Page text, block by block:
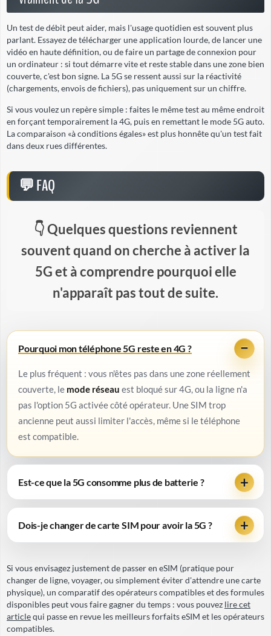
Un test de débit peut aider, mais l'usage quotidien est souvent plus
parlant. Essayez de télécharger une application lourde, de lancer une
vidéo en haute définition, ou de faire un partage de connexion pour
un ordinateur : si tout démarre vite et reste stable dans une zone bien
couverte, c'est bon signe. La 5G se ressent aussi sur la réactivité
(chargements, envois de fichiers), pas uniquement sur un chiffre.
Si vous voulez un repère simple : faites le même test au même endroit
en forçant temporairement la 4G, puis en remettant le mode 5G auto.
La comparaison «à conditions égales» est plus honnête qu'un test fait
dans deux rues différentes.
FAQ
Quelques questions reviennent
souvent quand on cherche à activer la
5G et à comprendre pourquoi elle
n'apparaît pas tout de suite.
Pourquoi mon téléphone 5G reste en 4G ?
Le plus fréquent : vous n'êtes pas dans une zone réellement
couverte, le mode réseau est bloqué sur 4G, ou la ligne n'a
pas l'option 5G activée côté opérateur. Une SIM trop
ancienne peut aussi limiter l'accès, même si le téléphone
est compatible.
Est-ce que la 5G consomme plus de batterie ?
Dois-je changer de carte SIM pour avoir la 5G ?
Si vous envisagez justement de passer en eSIM (pratique pour
changer de ligne, voyager, ou simplement éviter d'attendre une carte
physique), un comparatif des opérateurs compatibles et des formules
disponibles peut vous faire gagner du temps : vous pouvez lire cet
articlequi passe en revue les meilleurs forfaits eSIM et les opérateurs
compatibles.